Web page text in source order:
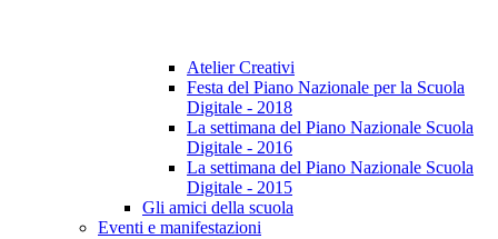
Atelier Creativi
Festa del Piano Nazionale per la Scuola
Digitale - 2018
La settimana del Piano Nazionale Scuola
Digitale - 2016
La settimana del Piano Nazionale Scuola
Digitale - 2015
Gli amici della scuola
Eventi e manifestazioni